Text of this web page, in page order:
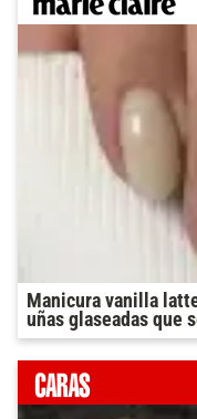
Manicura vanilla
uñas glaseadas que